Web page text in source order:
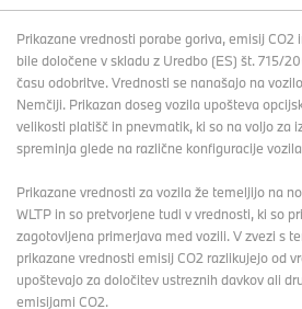
Prikazane vrednosti porabe goriva, emisij
bile določene v skladu z Uredbo (ES) št. 715/
času odobritve. Vrednosti se nanašajo na
Nemčiji. Prikazan doseg vozila upošteva
velikosti platišč in pnevmatik, ki so na voljo za
spreminja glede na različne konfiguracije
Prikazane vrednosti za vozila že temeljijo na
WLTP in so pretvorjene tudi v vrednosti, ki so
zagotovljena primerjava med vozili. V zvezi s
prikazane vrednosti emisij CO2 razlikujejo od
upoštevajo za določitev ustreznih davkov ali
emisijami CO2.